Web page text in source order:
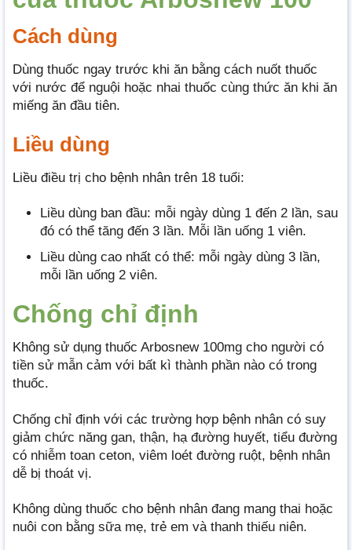
Cách dùng
Dùng thuốc ngay trước khi ăn bằng cách nuốt thuốc
với nước để nguội hoặc nhai thuốc cùng thức ăn khi ăn
miếng ăn đầu tiên.
Liều dùng
Liều điều trị cho bệnh nhân trên 18 tuổi:
Liều dùng ban đầu: mỗi ngày dùng 1 đến 2 lần, sau
đó có thể tăng đến 3 lần. Mỗi lần uống 1 viên.
Liều dùng cao nhất có thể: mỗi ngày dùng 3 lần,
mỗi lần uống 2 viên.
Chống chỉ định
Không sử dụng thuốc Arbosnew 100mg cho người có
tiền sử mẫn cảm với bất kì thành phần nào có trong
thuốc.
Chống chỉ định với các trường hợp bệnh nhân có suy
giảm chức năng gan, thận, hạ đường huyết, tiểu đường
có nhiễm toan ceton, viêm loét đường ruột, bệnh nhân
dễ bị thoát vị.
Không dùng thuốc cho bệnh nhân đang mang thai hoặc
nuôi con bằng sữa mẹ, trẻ em và thanh thiếu niên.